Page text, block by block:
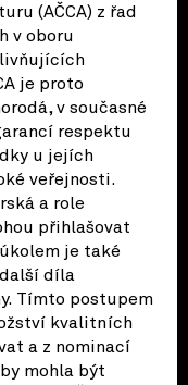
(AČCA) z řad
v oboru
je proto
v současné
respektu
u jejích
veřejnosti.
a role
přihlašovat
je také
díla
Tímto postupem
kvalitních
a z nominací
mohla být